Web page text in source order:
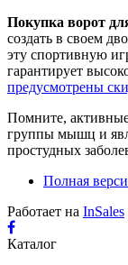
Покупка ворот
создать в своем
эту спортивную
гарантирует
предусмотрены
Помните,
группы мышц и
простудных
Полная
Работает на InSales
Каталог